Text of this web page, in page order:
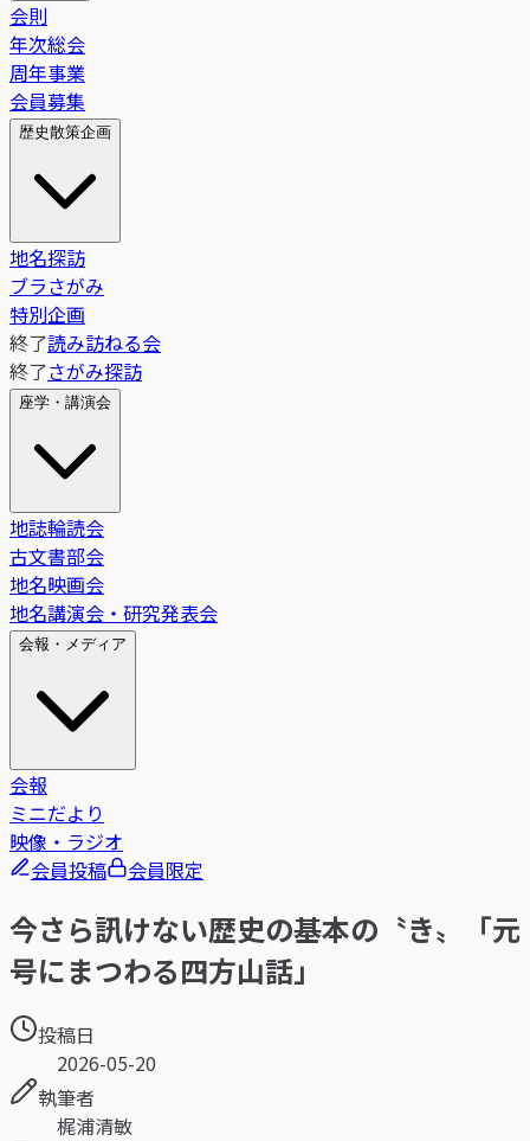
会則
年次総会
周年事業
会員募集
歴史散策企画
地名探訪
ブラさがみ
特別企画
終了読み訪ねる会
終了さがみ探訪
座学・講演会
地誌輪読会
古文書部会
地名映画会
地名講演会・研究発表会
会報・メディア
会報
ミニだより
映像・ラジオ
会員投稿
会員限定
今さら訊けない歴史の基本の〝き〟「元
号にまつわる四方山話」
投稿日
2026-05-20
執筆者
梶浦清敏